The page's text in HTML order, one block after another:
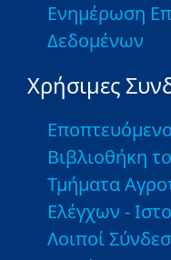
Ενημέρωση
Δεδομένων
Χρήσιμες
Βιβλιοθήκη
Τμήματα
Ελέγχων -
Λοιποί